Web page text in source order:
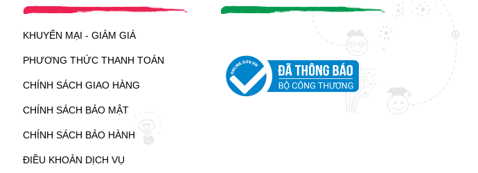
KHUYẾN MẠI - GIẢM GIÁ
PHƯƠNG THỨC THANH TOÁN
CHÍNH SÁCH GIAO HÀNG
CHÍNH SÁCH BẢO MẬT
CHÍNH SÁCH BẢO HÀNH
ĐIỀU KHOẢN DỊCH VỤ